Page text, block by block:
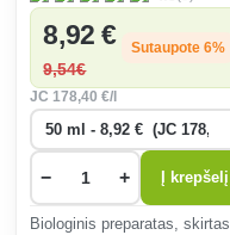
8,92 €
9,54€
Sutaupote 6%
JC178,40 €/l
− + Į krepšelį
Biologinis preparatas, skirtas